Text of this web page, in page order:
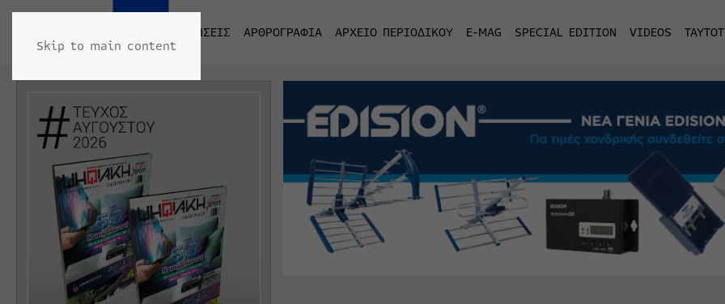
Skip to main content
ΕΙΔΗΣΕΙΣ ΑΡΘΡΟΓΡΑΦΙΑ ΑΡΧΕΙΟ ΠΕΡΙΟΔΙΚΟΥ E-MAG SPECIAL EDITION VIDEOS